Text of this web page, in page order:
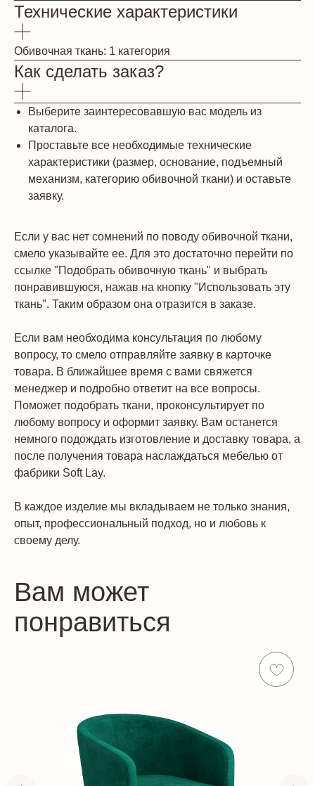
Технические характеристики
Обивочная ткань: 1 категория
Как сделать заказ?
Выберите заинтересовавшую вас модель из
каталога.
Проставьте все необходимые технические
характеристики (размер, основание, подъемный
механизм, категорию обивочной ткани) и оставьте
заявку.
Если у вас нет сомнений по поводу обивочной ткани,
смело указывайте ее. Для это достаточно перейти по
ссылке "Подобрать обивочную ткань" и выбрать
понравившуюся, нажав на кнопку "Использовать эту
ткань". Таким образом она отразится в заказе.
Если вам необходима консультация по любому
вопросу, то смело отправляйте заявку в карточке
товара. В ближайшее время с вами свяжется
менеджер и подробно ответит на все вопросы.
Поможет подобрать ткани, проконсультирует по
любому вопросу и оформит заявку. Вам останется
немного подождать изготовление и доставку товара, а
после получения товара наслаждаться мебелью от
фабрики Soft Lay.
В каждое изделие мы вкладываем не только знания,
опыт, профессиональный подход, но и любовь к
своему делу.
Вам может
понравиться